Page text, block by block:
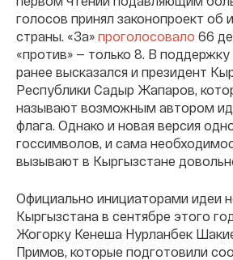
голосов принял законопроект об
страны. «За» проголосовало 66
«против» — только 8. В
ранее высказался и президент
Республики Садыр Жапаров,
называют возможным автором
флага. Однако и новая версия
госсимволов, и сама
вызывают в Кыргызстане
Официально инициаторами идеи
Кыргызстана в сентябре этого
Жогорку Кенеша Нурланбек
Примов, которые подготовили